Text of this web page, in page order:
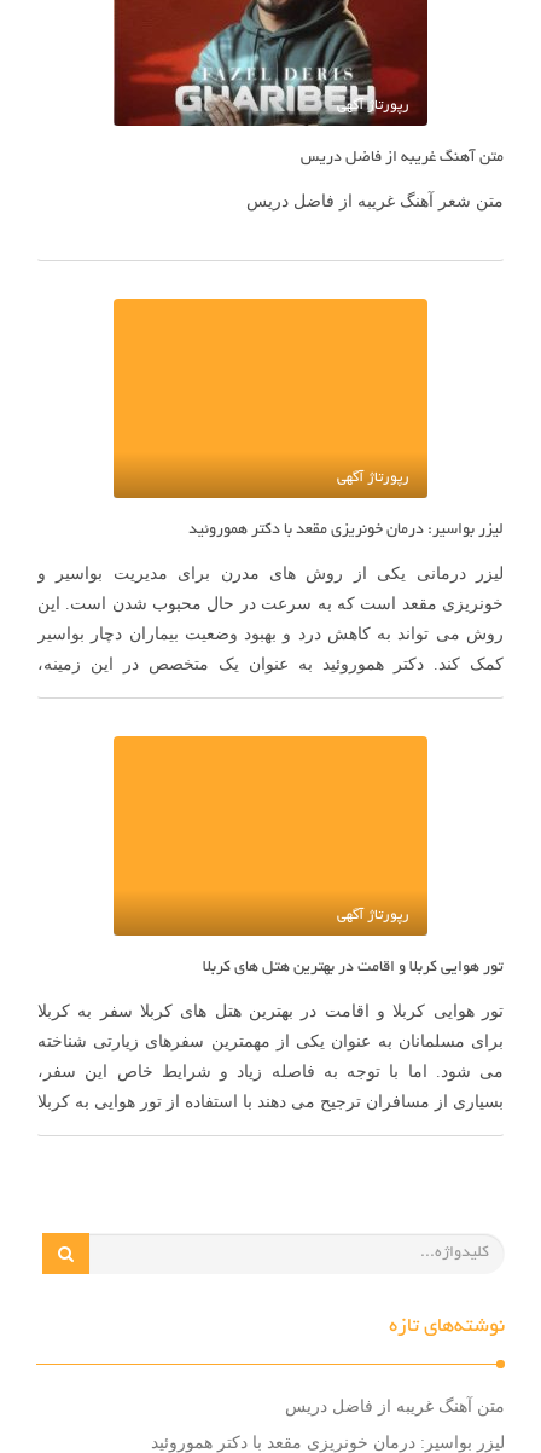
رپورتاژ آگهی
متن آهنگ غریبه از فاضل دریس
متن شعر آهنگ غریبه از فاضل دریس
رپورتاژ آگهی
لیزر بواسیر: درمان خونریزی مقعد با دکتر هموروئید
لیزر درمانی یکی از روش های مدرن برای مدیریت بواسیر و
خونریزی مقعد است که به سرعت در حال محبوب شدن است. این
روش می تواند به کاهش درد و بهبود وضعیت بیماران دچار بواسیر
کمک کند. دکتر هموروئید به عنوان یک متخصص در این زمینه،
تجربیات و بینش های …
رپورتاژ آگهی
تور هوایی کربلا و اقامت در بهترین هتل های کربلا
تور هوایی کربلا و اقامت در بهترین هتل های کربلا سفر به کربلا
برای مسلمانان به عنوان یکی از مهمترین سفرهای زیارتی شناخته
می ‌شود. اما با توجه به فاصله زیاد و شرایط خاص این سفر،
بسیاری از مسافران ترجیح می ‌دهند با استفاده از تور هوایی به کربلا
سفر …
نوشته‌های تازه
متن آهنگ غریبه از فاضل دریس
لیزر بواسیر: درمان خونریزی مقعد با دکتر هموروئید